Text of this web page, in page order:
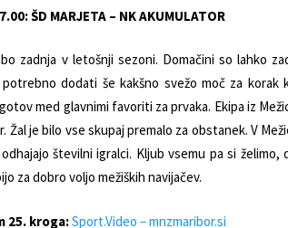
ŠD MARJETA – NK AKUMULATOR
zadnja v letošnji sezoni. Domačini so lahko
dodati še kakšno svežo moč za korak
med glavnimi favoriti za prvaka. Ekipa iz
Žal je bilo vse skupaj premalo za obstanek. V
številni igralci. Kljub vsemu pa si želimo,
za dobro voljo mežiških navijačev.
25. kroga:Sport.Video – mnzmaribor.si